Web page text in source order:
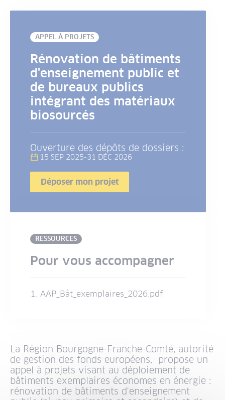
APPEL À PROJETS
Rénovation de bâtiments
d'enseignement public et
de bureaux publics
intégrant des matériaux
biosourcés
Ouverture des dépôts de dossiers :
15 SEP 2025-31 DÉC 2026
Déposer mon projet
RESSOURCES
Pour vous accompagner
AAP_Bât_exemplaires_2026.pdf
La Région Bourgogne-Franche-Comté, autorité
de gestion des fonds européens, propose un
appel à projets visant au déploiement de
bâtiments exemplaires économes en énergie :
rénovation de bâtiments d'enseignement